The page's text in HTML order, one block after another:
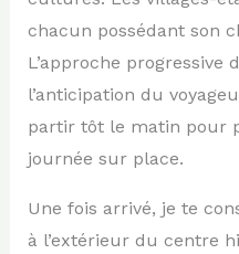
chacun possédant son
L’approche
l’anticipation du
partir tôt le matin pour
journée sur place.
Une fois arrivé, je te
à l’extérieur du centre